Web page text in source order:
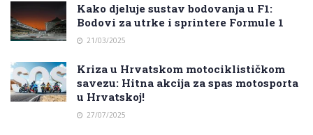
Kako djeluje sustav bodovanja u F1:
Bodovi za utrke i sprintere Formule 1
21/03/2025
Kriza u Hrvatskom motociklističkom
savezu: Hitna akcija za spas motosporta
u Hrvatskoj!
27/07/2025